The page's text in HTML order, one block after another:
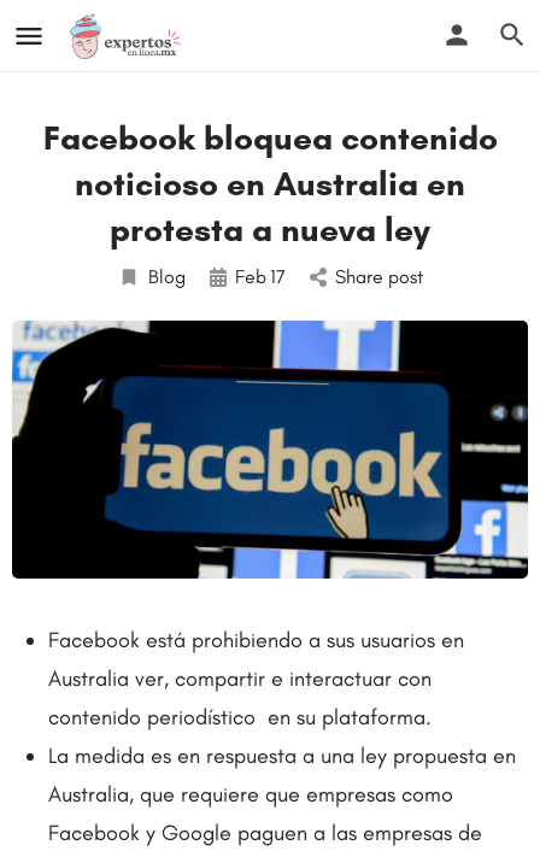
Facebook bloquea contenido
noticioso en Australia en
protesta a nueva ley
Blog Feb17 Share post
Facebook está prohibiendo a sus usuarios en
Australia ver, compartir e interactuar con
contenido periodístico en su plataforma.
La medida es en respuesta a una ley propuesta en
Australia, que requiere que empresas como
Facebook y Google paguen a las empresas de